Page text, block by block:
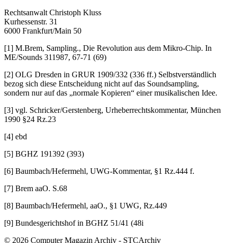
Rechtsanwalt Christoph Kluss
Kurhessenstr. 31
6000 Frankfurt/Main 50
[1] M.Brem, Sampling., Die Revolution aus dem Mikro-Chip. In
ME/Sounds 311987, 67-71 (69)
[2] OLG Dresden in GRUR 1909/332 (336 ff.) Selbstverständlich
bezog sich diese Entscheidung nicht auf das Soundsampling,
sondern nur auf das „normale Kopieren“ einer musikalischen Idee.
[3] vgl. Schricker/Gerstenberg, Urheberrechtskommentar, München
1990 §24 Rz.23
[4] ebd
[5] BGHZ 191392 (393)
[6] Baumbach/Hefermehl, UWG-Kommentar, §1 Rz.444 f.
[7] Brem aaO. S.68
[8] Baumbach/Hefermehl, aaO., §1 UWG, Rz.449
[9] Bundesgerichtshof in BGHZ 51/41 (48i
© 2026 Computer Magazin Archiv - STCArchiv